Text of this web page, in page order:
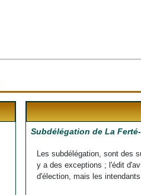
Subdélégation de La
Les subdélégation, sont des
y a des exceptions ; l'édit
d'élection, mais les